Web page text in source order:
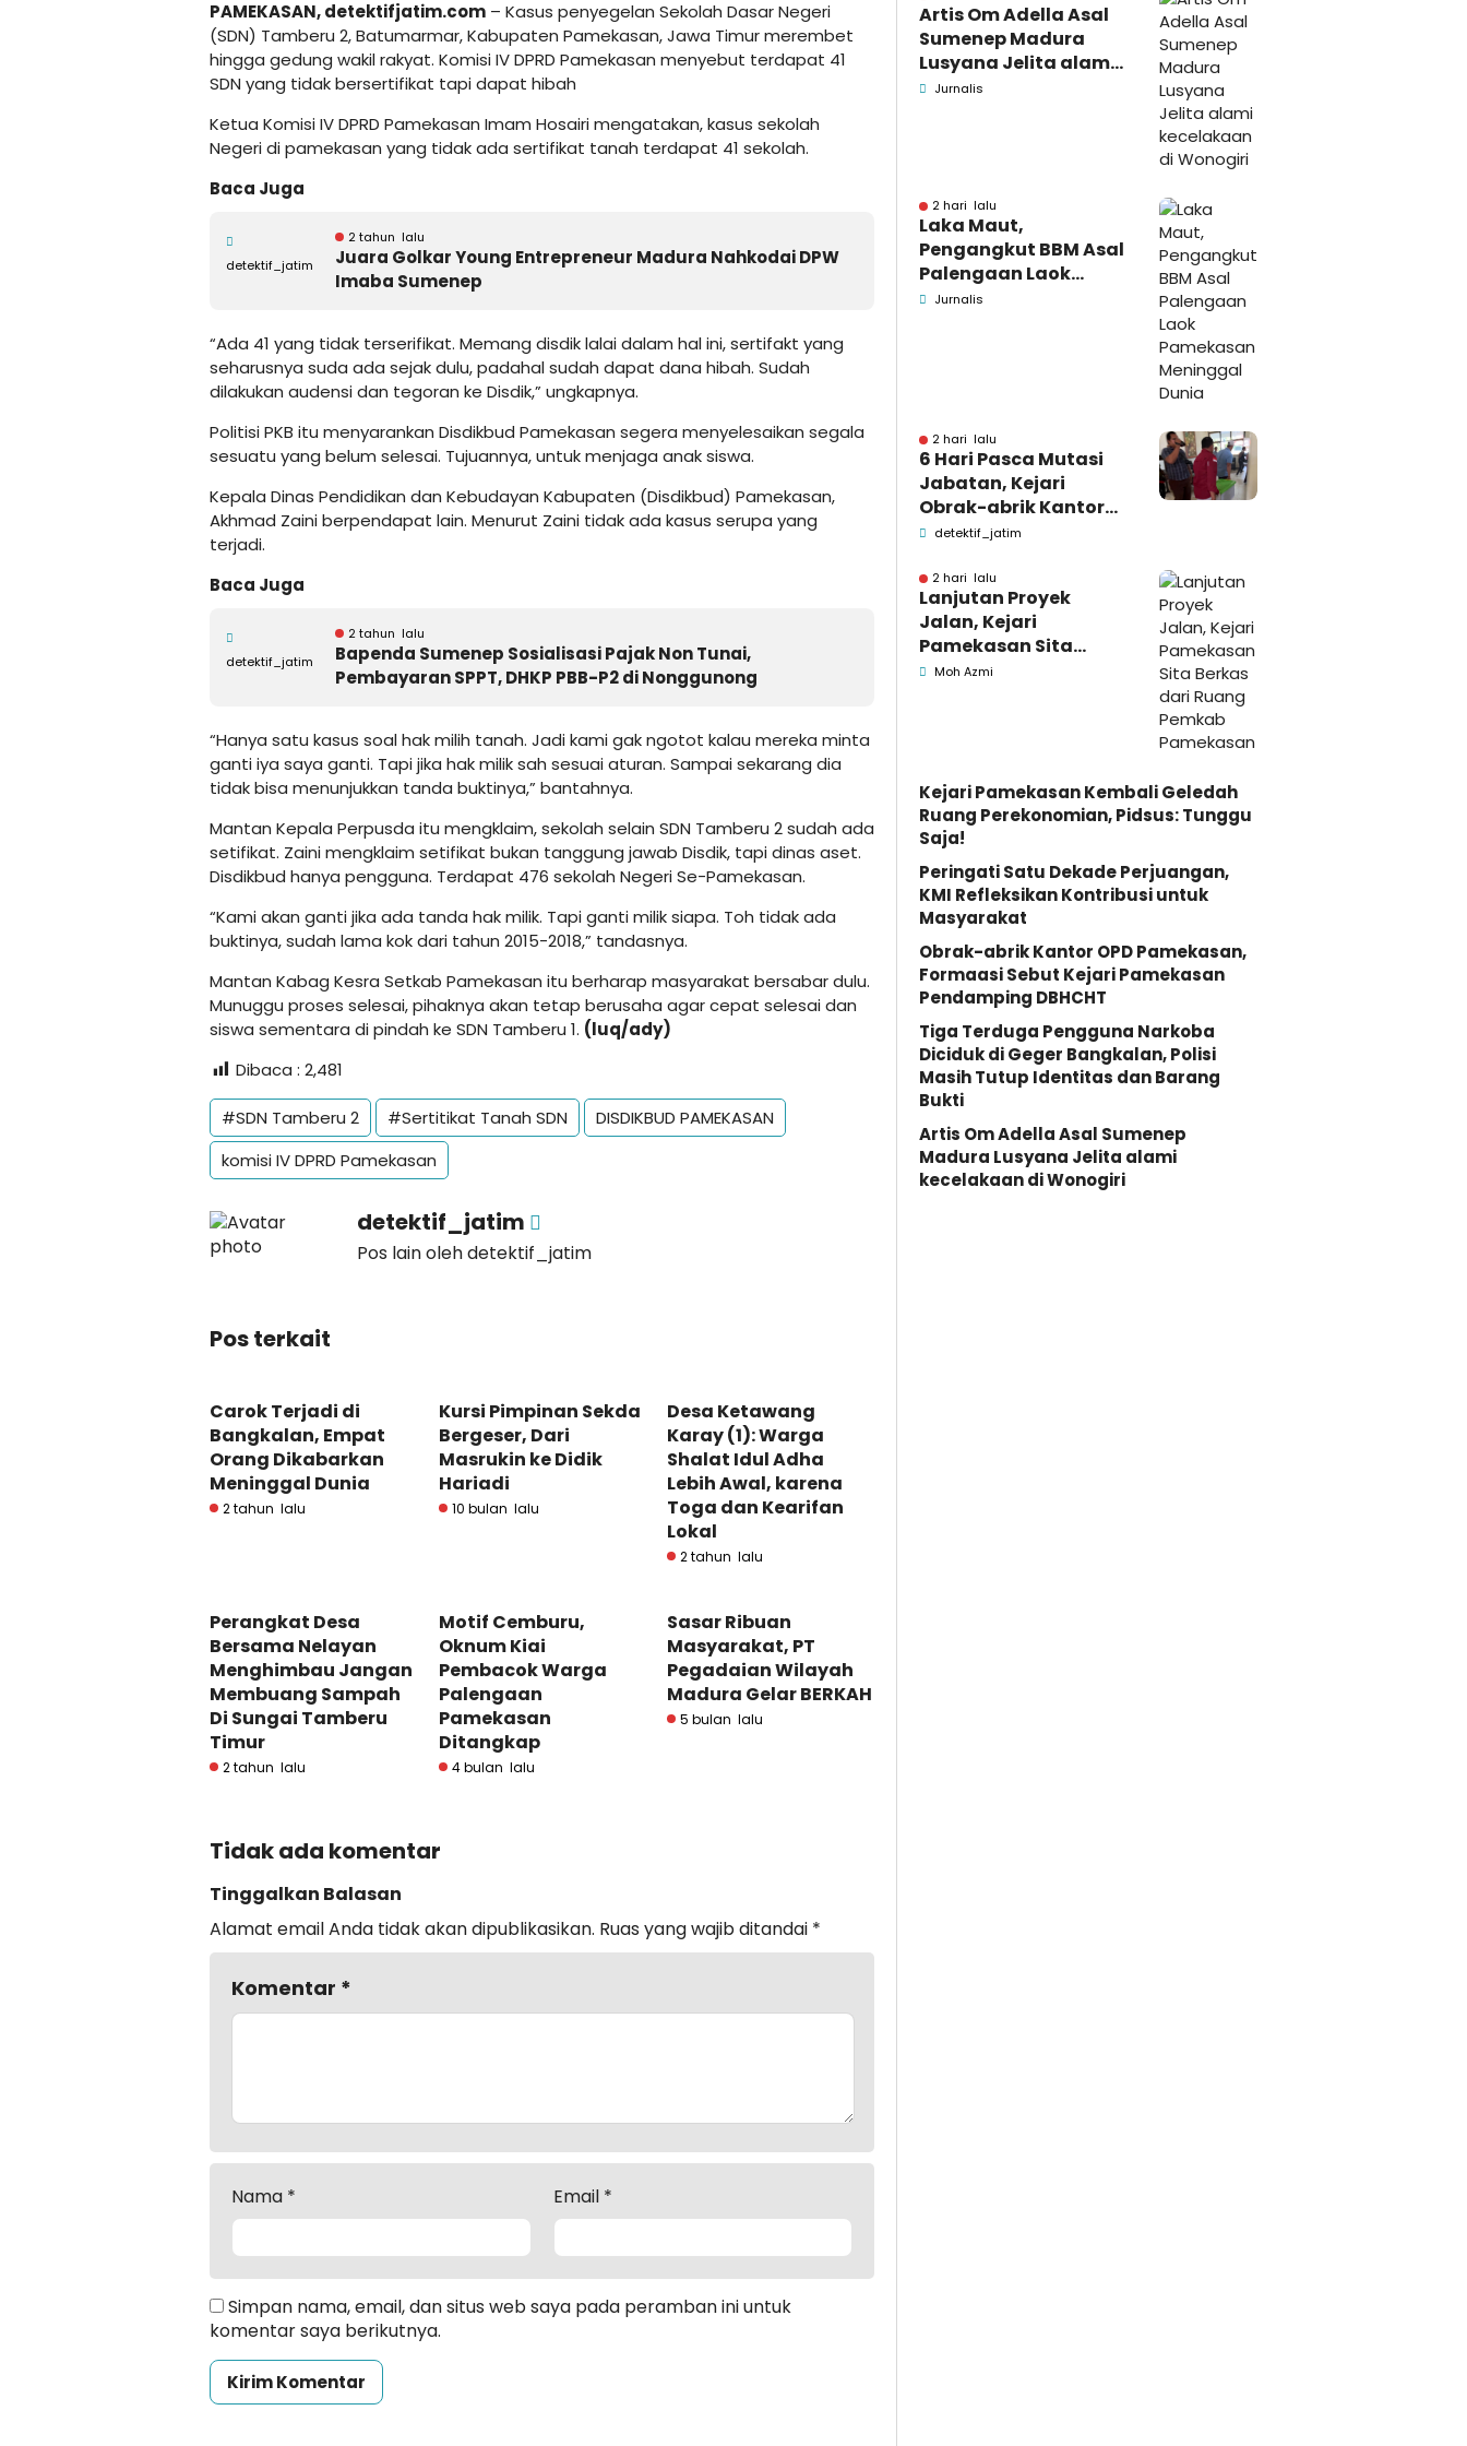
PAMEKASAN,detektifjatim.com – Kasus penyegelan Sekolah Dasar Negeri
(SDN) Tamberu 2, Batumarmar, Kabupaten Pamekasan, Jawa Timur merembet
hingga gedung wakil rakyat. Komisi IV DPRD Pamekasan menyebut terdapat 41
SDN yang tidak bersertifikat tapi dapat hibah
Ketua Komisi IV DPRD Pamekasan Imam Hosairi mengatakan, kasus sekolah
Negeri di pamekasan yang tidak ada sertifikat tanah terdapat 41 sekolah.
Baca Juga
2 tahun lalu
Juara Golkar Young Entrepreneur Madura Nahkodai DPW
Imaba Sumenep
detektif_jatim
“Ada 41 yang tidak terserifikat. Memang disdik lalai dalam hal ini, sertifakt yang
seharusnya suda ada sejak dulu, padahal sudah dapat dana hibah. Sudah
dilakukan audensi dan tegoran ke Disdik,” ungkapnya.
Politisi PKB itu menyarankan Disdikbud Pamekasan segera menyelesaikan segala
sesuatu yang belum selesai. Tujuannya, untuk menjaga anak siswa.
Kepala Dinas Pendidikan dan Kebudayan Kabupaten (Disdikbud) Pamekasan,
Akhmad Zaini berpendapat lain. Menurut Zaini tidak ada kasus serupa yang
terjadi.
Baca Juga
2 tahun lalu
Bapenda Sumenep Sosialisasi Pajak Non Tunai,
Pembayaran SPPT, DHKP PBB-P2 di Nonggunong
detektif_jatim
“Hanya satu kasus soal hak milih tanah. Jadi kami gak ngotot kalau mereka minta
ganti iya saya ganti. Tapi jika hak milik sah sesuai aturan. Sampai sekarang dia
tidak bisa menunjukkan tanda buktinya,” bantahnya.
Mantan Kepala Perpusda itu mengklaim, sekolah selain SDN Tamberu 2 sudah ada
setifikat. Zaini mengklaim setifikat bukan tanggung jawab Disdik, tapi dinas aset.
Disdikbud hanya pengguna. Terdapat 476 sekolah Negeri Se-Pamekasan.
“Kami akan ganti jika ada tanda hak milik. Tapi ganti milik siapa. Toh tidak ada
buktinya, sudah lama kok dari tahun 2015-2018,” tandasnya.
Mantan Kabag Kesra Setkab Pamekasan itu berharap masyarakat bersabar dulu.
Munuggu proses selesai, pihaknya akan tetap berusaha agar cepat selesai dan
siswa sementara di pindah ke SDN Tamberu 1. (luq/ady)
Dibaca : 2,481
#SDN Tamberu 2 #Sertitikat Tanah SDN
DISDIKBUD PAMEKASAN
komisi IV DPRD Pamekasan
detektif_jatim
Pos lain oleh detektif_jatim
Pos terkait
Carok Terjadi di
Bangkalan, Empat
Orang Dikabarkan
Meninggal Dunia
2 tahun lalu
Kursi Pimpinan Sekda
Bergeser, Dari
Masrukin ke Didik
Hariadi
10 bulan lalu
Desa Ketawang
Karay (1): Warga
Shalat Idul Adha
Lebih Awal, karena
Toga dan Kearifan
Lokal
2 tahun lalu
Perangkat Desa
Bersama Nelayan
Menghimbau Jangan
Membuang Sampah
Di Sungai Tamberu
Timur
2 tahun lalu
Motif Cemburu,
Oknum Kiai
Pembacok Warga
Palengaan
Pamekasan
Ditangkap
4 bulan lalu
Sasar Ribuan
Masyarakat, PT
Pegadaian Wilayah
Madura Gelar BERKAH
5 bulan lalu
Tidak ada komentar
Tinggalkan Balasan
Alamat email Anda tidak akan dipublikasikan. Ruas yang wajib ditandai *
Komentar *
Nama * Email *
Simpan nama, email, dan situs web saya pada peramban ini untuk
komentar saya berikutnya.
Artis Om Adella Asal
Sumenep Madura
Lusyana Jelita alami
kecelakaan di
Jurnalis
2 hari lalu
Laka Maut,
Pengangkut BBM Asal
Palengaan Laok
Pamekasan
Jurnalis
2 hari lalu
6 Hari Pasca Mutasi
Jabatan, Kejari
Obrak-abrik Kantor
OPD Pemkab
detektif_jatim
2 hari lalu
Lanjutan Proyek
Jalan, Kejari
Pamekasan Sita
Berkas dari Ruang
Moh Azmi
Kejari Pamekasan Kembali Geledah
Ruang Perekonomian, Pidsus: Tunggu
Saja!
Peringati Satu Dekade Perjuangan,
KMI Refleksikan Kontribusi untuk
Masyarakat
Obrak-abrik Kantor OPD Pamekasan,
Formaasi Sebut Kejari Pamekasan
Pendamping DBHCHT
Tiga Terduga Pengguna Narkoba
Diciduk di Geger Bangkalan, Polisi
Masih Tutup Identitas dan Barang
Bukti
Artis Om Adella Asal Sumenep
Madura Lusyana Jelita alami
kecelakaan di Wonogiri